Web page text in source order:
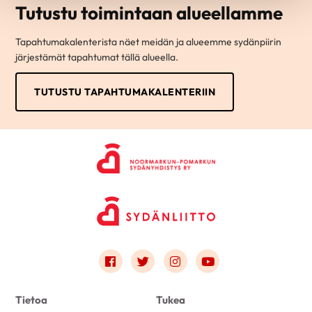
Tutustu toimintaan alueellamme
Tapahtumakalenterista näet meidän ja alueemme sydänpiirin
järjestämät tapahtumat tällä alueella.
TUTUSTU TAPAHTUMAKALENTERIIN
Link to facebook
Link to twitter
Link to instagram
Link to youtube
Tietoa Tukea